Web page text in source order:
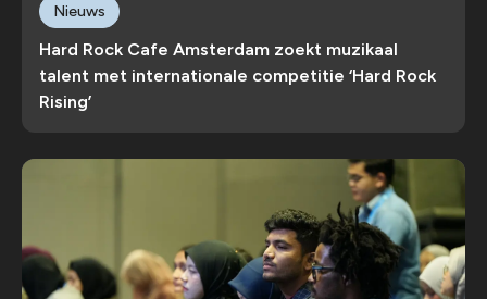
Hard Rock Cafe Amsterdam zoekt muzikaal
talent met internationale competitie ‘Hard Rock
Rising’
Nieuws